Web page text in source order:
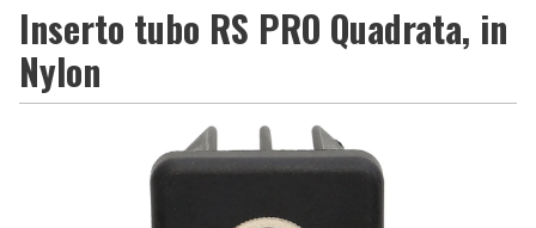
Inserto tubo RS PRO Quadrata, in
Nylon